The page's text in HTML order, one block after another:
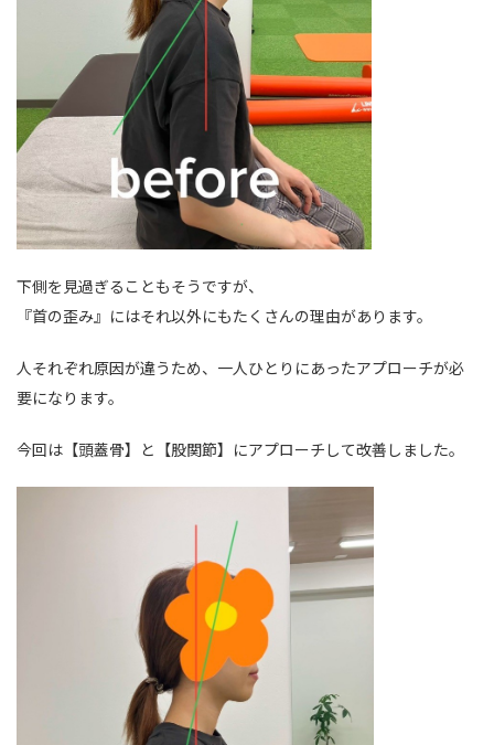
下側を見過ぎることもそうですが、
『首の歪み』にはそれ以外にもたくさんの理由があります。
人それぞれ原因が違うため、一人ひとりにあったアプローチが必
要になります。
今回は【頭蓋骨】と【股関節】にアプローチして改善しました。